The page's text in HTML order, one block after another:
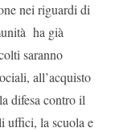
nei riguardi di
ha già
saranno
all’acquisto
difesa contro il
uffici, la scuola e